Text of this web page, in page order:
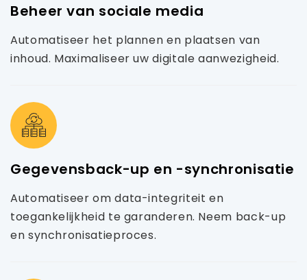
Beheer van sociale media
Automatiseer het plannen en plaatsen van
inhoud. Maximaliseer uw digitale aanwezigheid.
Gegevensback-up en -synchronisatie
Automatiseer om data-integriteit en
toegankelijkheid te garanderen. Neem back-up
en synchronisatieproces.